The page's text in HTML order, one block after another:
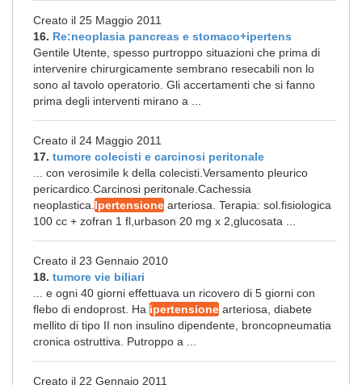
Creato il 25 Maggio 2011
16. Re:neoplasia pancreas e stomaco+ipertens
Gentile Utente, spesso purtroppo situazioni che prima di
intervenire chirurgicamente sembrano resecabili non lo
sono al tavolo operatorio. Gli accertamenti che si fanno
prima degli interventi mirano a ...
Creato il 24 Maggio 2011
17. tumore colecisti e carcinosi peritonale
... con verosimile k della colecisti.Versamento pleurico
pericardico.Carcinosi peritonale.Cachessia
neoplastica. Ipertensione arteriosa. Terapia: sol.fisiologica
100 cc + zofran 1 fl,urbason 20 mg x 2,glucosata ...
Creato il 23 Gennaio 2010
18. tumore vie biliari
... e ogni 40 giorni effettuava un ricovero di 5 giorni con
flebo di endoprost. Ha ipertensione arteriosa, diabete
mellito di tipo II non insulino dipendente, broncopneumatia
cronica ostruttiva. Putroppo a ...
Creato il 22 Gennaio 2011